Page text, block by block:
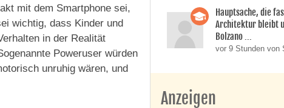
mit dem Smartphone sei,
wichtig, dass Kinder und
in der Realität
Poweruser würden
unruhig wären, und
Hauptsache, die
Architektur bleibt
Bolzano ...
vor 9 Stunden von
Anzeigen